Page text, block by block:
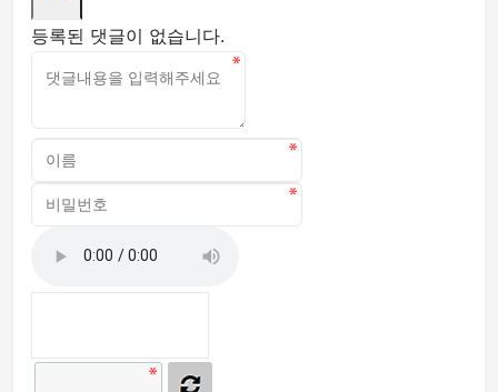
등록된 댓글이 없습니다.